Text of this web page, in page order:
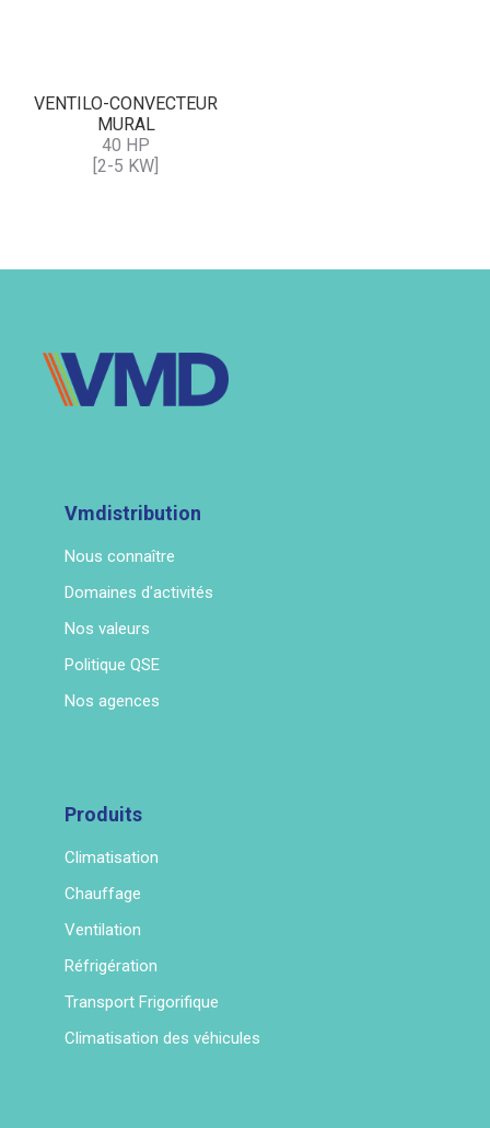
VENTILO-CONVECTEUR
MURAL
40 HP
[2-5 KW]
Vmdistribution
Nous connaître
Domaines d'activités
Nos valeurs
Politique QSE
Nos agences
Produits
Climatisation
Chauffage
Ventilation
Réfrigération
Transport Frigorifique
Climatisation des véhicules